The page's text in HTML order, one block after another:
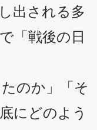
出される多
「戦後の日
のか」「そ
にどのよう